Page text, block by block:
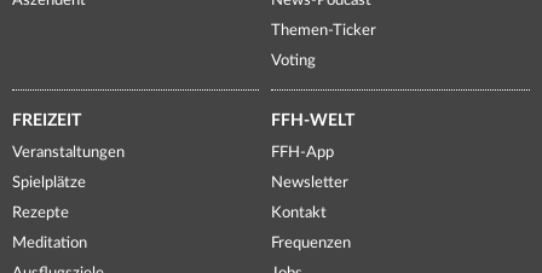
Themen-Ticker
Voting
FREIZEIT
Veranstaltungen
Spielplätze
Rezepte
Meditation
FFH-WELT
FFH-App
Newsletter
Kontakt
Frequenzen